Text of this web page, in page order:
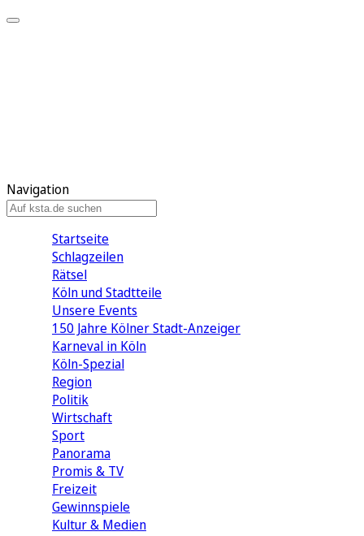
Navigation
Startseite
Schlagzeilen
Rätsel
Köln und Stadtteile
Unsere Events
150 Jahre Kölner Stadt-Anzeiger
Karneval in Köln
Köln-Spezial
Region
Politik
Wirtschaft
Sport
Panorama
Promis & TV
Freizeit
Gewinnspiele
Kultur & Medien